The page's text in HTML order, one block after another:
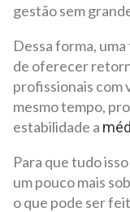
gestão sem
Dessa forma,
de oferecer
profissionais com
mesmo tempo,
estabilidade a
Para que tudo
um pouco mais
o que pode ser